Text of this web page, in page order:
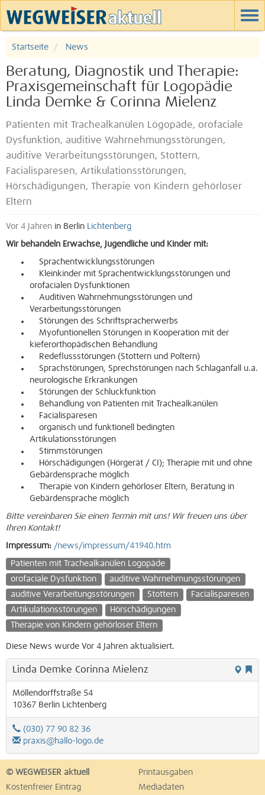
Startseite News
Beratung, Diagnostik und Therapie:
Praxisgemeinschaft für Logopädie
Linda Demke & Corinna Mielenz
Patienten mit Trachealkanülen Logopäde, orofaciale
Dysfunktion, auditive Wahrnehmungsstörungen,
auditive Verarbeitungsstörungen, Stottern,
Facialisparesen, Artikulationsstörungen,
Hörschädigungen, Therapie von Kindern gehörloser
Eltern
Vor 4 Jahren in Berlin Lichtenberg
Wir behandeln Erwachse, Jugendliche und Kinder mit:
Sprachentwicklungsstörungen
Kleinkinder mit Sprachentwicklungsstörungen und
orofacialen Dysfunktionen
Auditiven Wahrnehmungsstörungen und
Verarbeitungsstörungen
Störungen des Schriftspracherwerbs
Myofuntionellen Störungen in Kooperation mit der
kieferorthopädischen Behandlung
Redeflussstörungen (Stottern und Poltern)
Sprachstörungen, Sprechstörungen nach Schlaganfall u.a.
neurologische Erkrankungen
Störungen der Schluckfunktion
Behandlung von Patienten mit Trachealkanülen
Facialisparesen
organisch und funktionell bedingten
Artikulationsstörungen
Stimmstörungen
Hörschädigungen (Hörgerät / CI); Therapie mit und ohne
Gebärdensprache möglich
Therapie von Kindern gehörloser Eltern, Beratung in
Gebärdensprache möglich
Bitte vereinbaren Sie einen Termin mit uns! Wir freuen uns über
Ihren Kontakt!
Impressum: /news/impressum/41940.htm
Patienten mit Trachealkanülen Logopäde
orofaciale Dysfunktion
auditive Wahrnehmungsstörungen
auditive Verarbeitungsstörungen
Stottern
Facialisparesen
Artikulationsstörungen
Hörschädigungen
Therapie von Kindern gehörloser Eltern
Diese News wurde Vor 4 Jahren aktualisiert.
Linda Demke Corinna Mielenz
Möllendorffstraße 54
10367 Berlin Lichtenberg
(030) 77 90 82 36
praxis@hallo-logo.de
© WEGWEISER aktuell
Printausgaben
Kostenfreier Eintrag
Mediadaten